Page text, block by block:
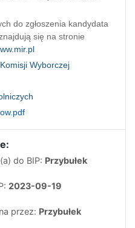
do zgłoszenia kandydata
się na stronie
Wyborczej
do BIP: Przybułek
2023-09-19
przez: Przybułek